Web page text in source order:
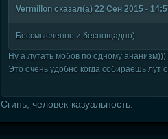
Vermillon сказал(а) 22 Сен 2015 -
Бессмысленно и беспощадно)
Ну а лутать мобов по одному
Это очень удобно когда собираешь лут
Сгинь, человек-казуальность.